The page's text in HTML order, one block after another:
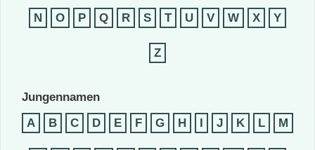
N O P Q R S T U V W X Y
Z
Jungennamen
A
B C D E F G H I J K L M